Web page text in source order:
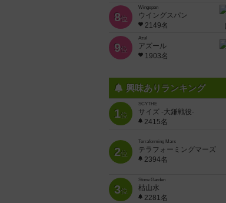
8位
Wingspan
ウイングスパン
2149名
9位
Azul
アズール
1903名
興味ありランキング
1位
SCYTHE
サイズ -大鎌戦役-
2415名
2位
Terraforming Mars
テラフォーミングマーズ
2394名
3位
Stone Garden
枯山水
2281名